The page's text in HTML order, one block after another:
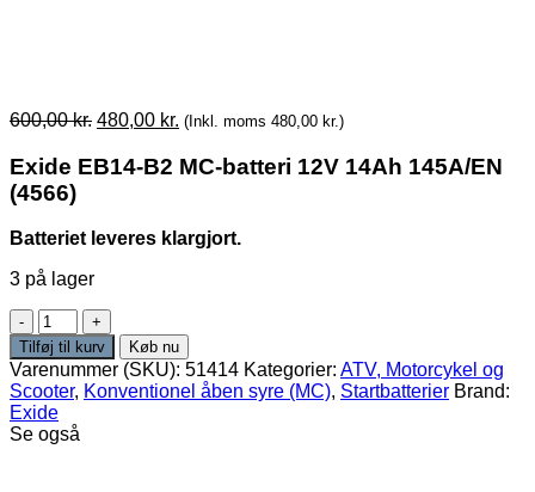
600,00kr. Original
was:
480,00 kr. Current
is:
(Inkl. moms 480,00 kr.)
Exide EB14-B2 MC-batteri 12V 14Ah 145A/EN
(4566)
Batteriet leveres klargjort.
3 på lager
Exide
EB14-
B2
MC-
batteri
12V
14Ah
Tilføj til kurv Køb nu
Varenummer (SKU): 51414 Kategorier: ATV, Motorcykel og
Scooter, Konventionel åben syre (MC), Startbatterier Brand:
Exide
Se også